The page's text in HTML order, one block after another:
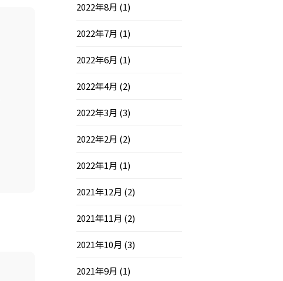
2022年8月 (1)
2022年7月 (1)
2022年6月 (1)
2022年4月 (2)
2022年3月 (3)
2022年2月 (2)
2022年1月 (1)
2021年12月 (2)
2021年11月 (2)
2021年10月 (3)
2021年9月 (1)